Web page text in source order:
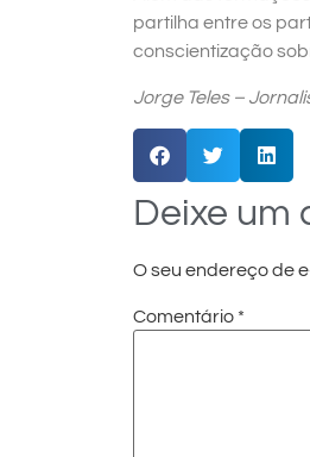
partilha entre os
conscientização
Jorge Teles –
Deixe um
O seu endereço de
Comentário *